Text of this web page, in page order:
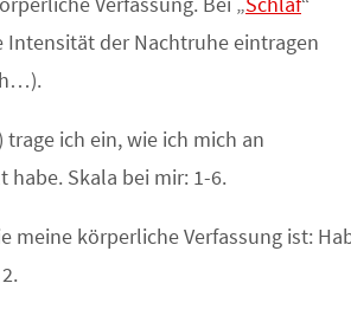
Intensität der Nachtruhe eintragen
ich ein, wie ich mich an
habe. Skala bei mir: 1-6.
meine körperliche Verfassung ist: